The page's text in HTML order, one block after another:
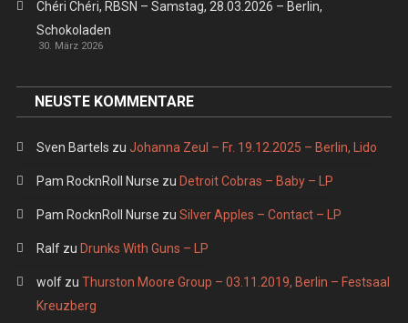
Chéri Chéri, RBSN – Samstag, 28.03.2026 – Berlin,
Schokoladen
30. März 2026
NEUSTE KOMMENTARE
Sven Bartels zu Johanna Zeul – Fr. 19.12.2025 – Berlin, Lido
Pam RocknRoll Nurse zu Detroit Cobras – Baby – LP
Pam RocknRoll Nurse zu Silver Apples – Contact – LP
Ralfzu Drunks With Guns – LP
wolfzu Thurston Moore Group – 03.11.2019, Berlin – Festsaal
Kreuzberg